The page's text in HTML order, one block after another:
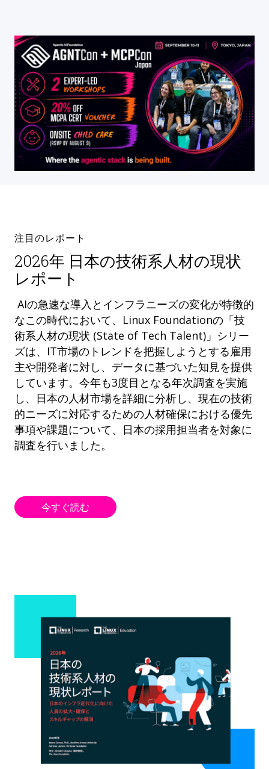
注目のレポート
2026年 日本の技術系人材の現状
レポート
AIの急速な導入とインフラニーズの変化が特徴的
なこの時代において、Linux Foundationの「技
術系人材の現状 (State of Tech Talent)」シリー
ズは、IT市場のトレンドを把握しようとする雇用
主や開発者に対し、データに基づいた知見を提供
しています。今年も3度目となる年次調査を実施
し、日本の人材市場を詳細に分析し、現在の技術
的ニーズに対応するための人材確保における優先
事項や課題について、日本の採用担当者を対象に
調査を行いました。
今すぐ読む